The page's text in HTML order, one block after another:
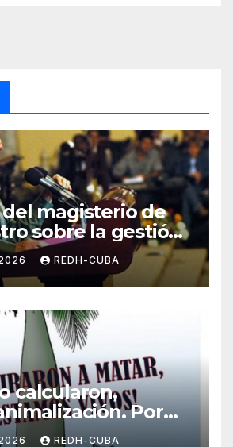
magisterio de
sobre la gestión
revolucionario.
Luís Guach Estévez
REDH-CUBA
calcularon,
Por
de Juan
REDH-CUBA